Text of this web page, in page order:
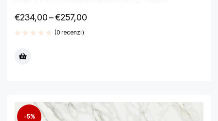
€234,00–€257,00
(0 recenzii)
-5%